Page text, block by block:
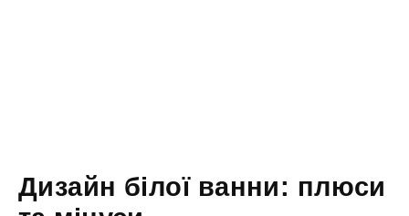
Дизайн білої ванни: плюси